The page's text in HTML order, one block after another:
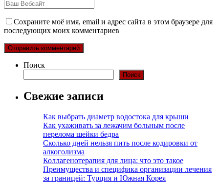
Сохраните моё имя, email и адрес сайта в этом браузере для
последующих моих комментариев
Поиск
Поиск
Свежие записи
Как выбрать диаметр водостока для крыши
Как ухаживать за лежачим больным после
перелома шейки бедра
Сколько дней нельзя пить после кодировки от
алкоголизма
Коллагенотерапия для лица: что это такое
Преимущества и специфика организации лечения
за границей: Турция и Южная Корея